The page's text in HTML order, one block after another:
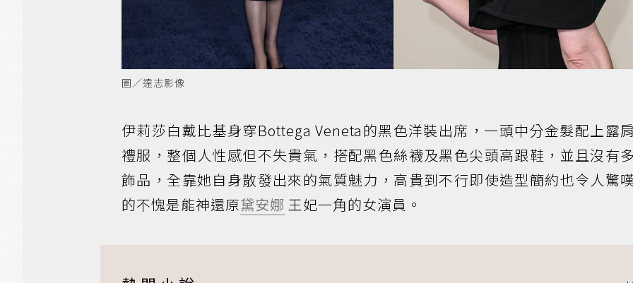
圖／達志影像
伊莉莎白戴比基身穿Bottega Veneta的黑色洋裝出席，一頭中分金髮配上露
禮服，整個人性感但不失貴氣，搭配黑色絲襪及黑色尖頭高跟鞋，並且沒有
飾品，全靠她自身散發出來的氣質魅力，高貴到不行即使造型簡約也令人驚
的不愧是能神還原黛安娜 王妃一角的女演員。